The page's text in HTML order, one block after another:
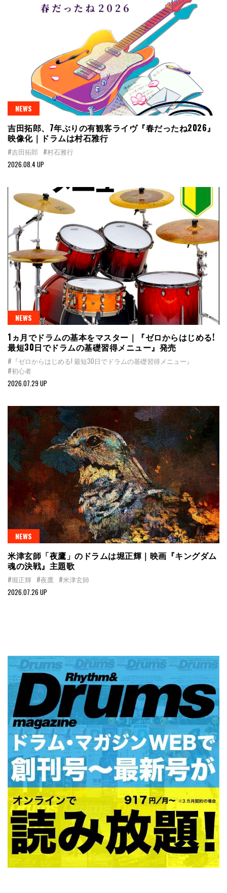
NEWS
吉田拓郎、7年ぶりの有観客ライヴ『春だったね2026』
映像化｜ドラムは村石雅行
#吉田拓郎 #村石雅行
2026.08.4 UP
NEWS
1ヵ月でドラムの基本をマスター｜『ゼロからはじめる!
最短30日でドラムの基礎習得メニュー』発売
#『ゼロからはじめる! 最短30日でドラムの基礎習得メニュー』
#初心者
2026.07.29 UP
NEWS
米津玄師「夜鷹」のドラムは堀正輝｜映画『キングダム
魂の決戦』主題歌
#堀正輝 #夜鷹 #米津玄師
2026.07.26 UP